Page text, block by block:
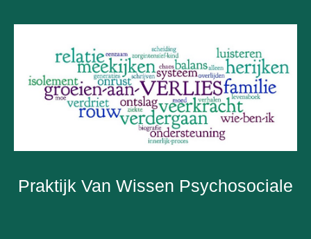
Praktijk Van Wissen Psychosociale